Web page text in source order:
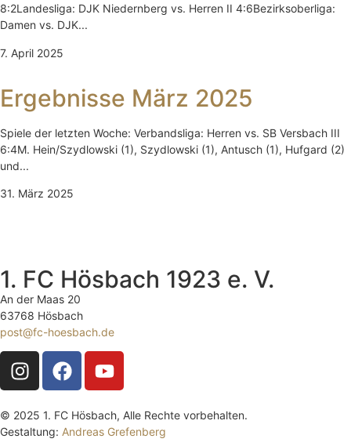
8:2Landesliga: DJK Niedernberg vs. Herren II 4:6Bezirksoberliga:
Damen vs. DJK...
7. April 2025
Ergebnisse März 2025
Spiele der letzten Woche: Verbandsliga: Herren vs. SB Versbach III
6:4M. Hein/Szydlowski (1), Szydlowski (1), Antusch (1), Hufgard (2)
und...
31. März 2025
1. FC Hösbach 1923 e. V.
An der Maas 20
63768 Hösbach
post@fc-hoesbach.de
© 2025 1. FC Hösbach, Alle Rechte vorbehalten.
Gestaltung: Andreas Grefenberg